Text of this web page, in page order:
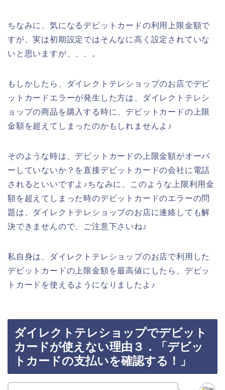
ちなみに、気になるデビットカードの利用上限金額で
すが、実は初期設定ではそんなに高く設定されていな
いと思いますが、、、。
もしかしたら、ダイレクトテレショップのお店でデビ
ットカードエラーが発生した方は、ダイレクトテレシ
ョップの商品を購入する時に、デビットカードの上限
金額を超えてしまったのかもしれませんよ♪
そのような時は、デビットカードの上限金額がオーバ
ーしていないか？を直接デビットカードの会社に電話
されるといいですよ♪ちなみに、このような上限利用金
額を超えてしまった時のデビットカードのエラーの問
題は、ダイレクトテレショップのお店に連絡しても解
決できませんので、ご注意下さいね♪
私自身は、ダイレクトテレショップのお店で利用した
デビットカードの上限金額を最高値にしたら、デビッ
トカードを使えるようになりましたよ♪
ダイレクトテレショップでデビット
カードが使えない理由３．「デビッ
トカードの支払いを確認する！」